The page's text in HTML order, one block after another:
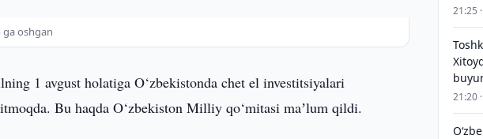
oshgan
1 avgust holatiga O‘zbekistonda chet el investitsiyalari
Bu haqda O‘zbekiston Milliy qo‘mitasi maʼlum qildi.
21:25
21:20